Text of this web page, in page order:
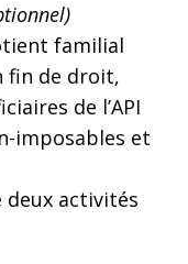
familial
fin de droit,
de l’API
imposables et
activités